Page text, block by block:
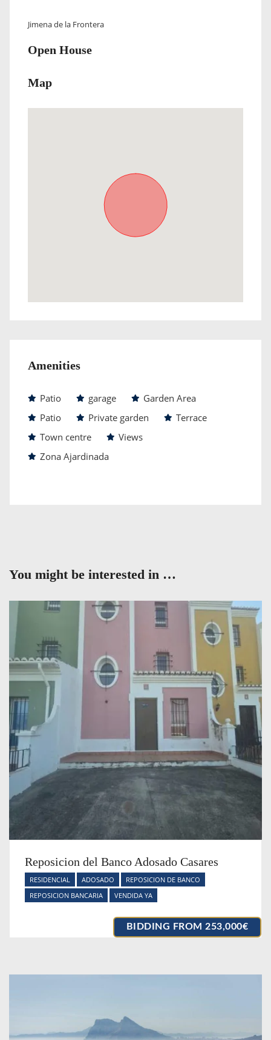
Jimena de la Frontera
Open House
Map
Amenities
Patio garage
Garden Area
Patio
Private garden
Terrace
Town centre
Views
Zona Ajardinada
You might be interested in …
Reposicion del Banco Adosado Casares
RESIDENCIAL ADOSADO
REPOSICION DE BANCO
REPOSICION BANCARIA
VENDIDA YA
BIDDING FROM 253,000€